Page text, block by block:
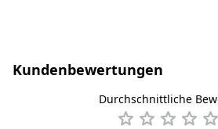
Kundenbewertungen
Durchschnittliche